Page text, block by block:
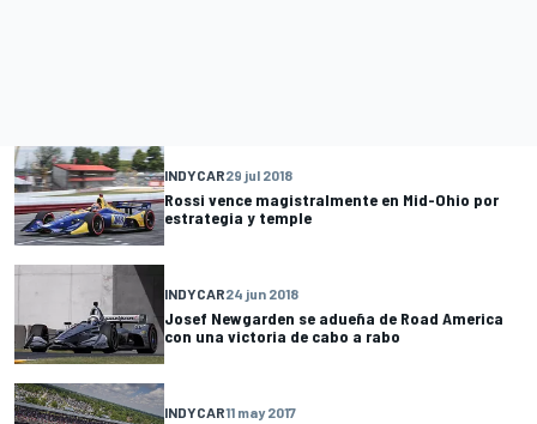
INDYCAR29 jul 2018
Rossi vence magistralmente en Mid-Ohio por
estrategia y temple
INDYCAR24 jun 2018
Josef Newgarden se adueña de Road America
con una victoria de cabo a rabo
INDYCAR11 may 2017